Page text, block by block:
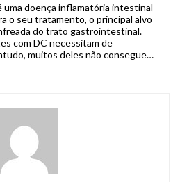
uma doença inflamatória intestinal
o seu tratamento, o principal alvo
do trato gastrointestinal.
com DC necessitam de
muitos deles não conseguem